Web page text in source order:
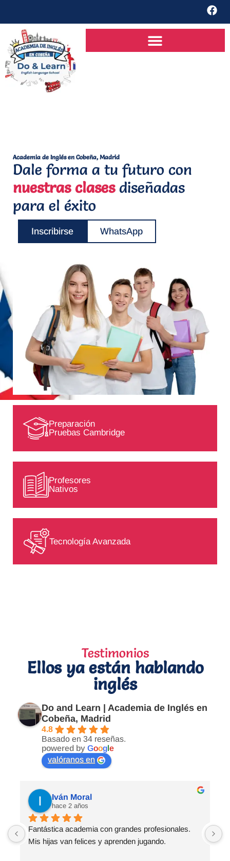
Academia de Inglés en Cobeña, Madrid
Dale forma a tu futuro con
nuestras clases diseñadas
para el éxito
Inscribirse WhatsApp
Preparación
Pruebas Cambridge
Profesores
Nativos
Tecnología Avanzada
Testimonios
Ellos ya están hablando
inglés
Do and Learn | Academia de Inglés en
Cobeña, Madrid
4.8
Basado en 34 reseñas.
powered by Google
valóranos en
Iván Moral
hace 2 años
Fantástica academia con grandes profesionales.
Mis hijas van felices y aprenden jugando.